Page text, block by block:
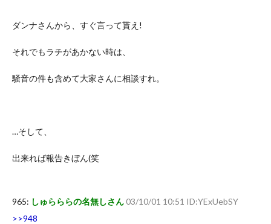
ダンナさんから、すぐ言って貰え!
それでもラチがあかない時は、
騒音の件も含めて大家さんに相談すれ。
…そして、
出来れば報告きぼん(笑
965: しゅらららの名無しさん03/10/01 10:51 ID:YExUebSY
>>948